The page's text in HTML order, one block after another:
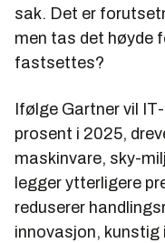
sak. Det er
men tas det høyde
fastsettes?
Ifølge Gartner vil
prosent i 2025,
maskinvare, sky-
legger ytterligere
reduserer
innovasjon, kunstig